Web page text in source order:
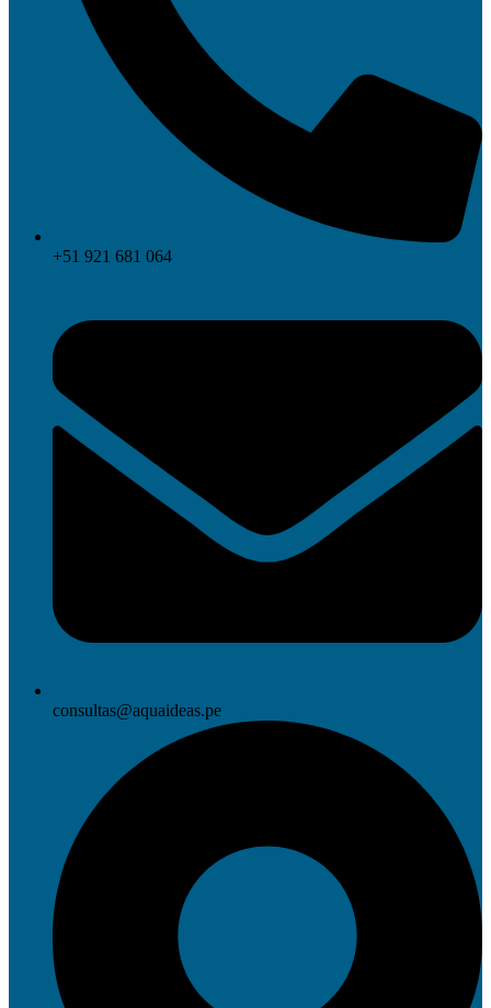
+51 921 681 064
consultas@aquaideas.pe